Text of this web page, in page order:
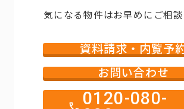
気になる物件はお早めにご相
資料請求・内覧予
お問い合わせ
0120-080-